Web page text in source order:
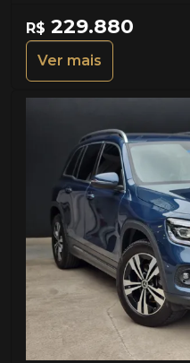
R$ 229.880
Ver mais